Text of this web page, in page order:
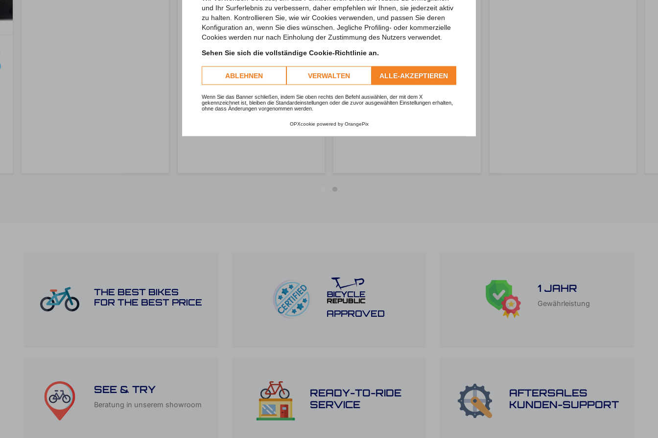
und Ihr Surferlebnis zu verbessern, daher empfehlen wir Ihnen, sie jederzeit aktiv
zu halten. Kontrollieren Sie, wie wir Cookies verwenden, und passen Sie deren
Konfiguration an, wenn Sie dies wünschen. Jegliche Profiling- oder kommerzielle
Cookies werden nur nach Einholung der Zustimmung des Nutzers verwendet.
Sehen Sie sich die vollständige Cookie-Richtlinie an.
ABLEHNEN VERWALTEN ALLE-AKZEPTIEREN
Wenn Sie das Banner schließen, indem Sie oben rechts den Befehl auswählen, der mit dem X
gekennzeichnet ist, bleiben die Standardeinstellungen oder die zuvor ausgewählten Einstellungen erhalten,
ohne dass Änderungen vorgenommen werden.
OPXcookie powered by OrangePix
THE BEST BIKES
FOR THE BEST PRICE
APPROVED
1 JAHR
Gewährleistung
SEE & TRY
Beratung in unserem showroom
READY-TO-RIDE
SERVICE
AFTERSALES
KUNDEN-SUPPORT